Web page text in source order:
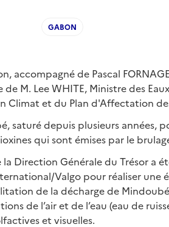
GABON
accompagné de Pascal
M. Lee WHITE, Ministre des
Climat et du Plan d'Affectation
saturé depuis plusieurs années,
qui sont émises par le
la Direction Générale du Trésor a
Valgo pour réaliser une
de la décharge de
de l’air et de l’eau (eau de
et visuelles.